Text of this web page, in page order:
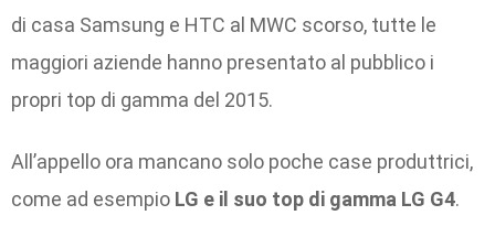
di casa Samsung e HTC al MWC scorso, tutte le
maggiori aziende hanno presentato al pubblico i
propri top di gamma del 2015.
All’appello ora mancano solo poche case produttrici,
come ad esempio LG e il suo top di gamma LG G4.